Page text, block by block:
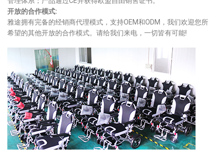
开放的合作模式:
雅途拥有完备的经销商代理模式，支持OEM和ODM，我们欢迎您所
希望的其他开放的合作模式。请给我们来电，一切皆有可能!